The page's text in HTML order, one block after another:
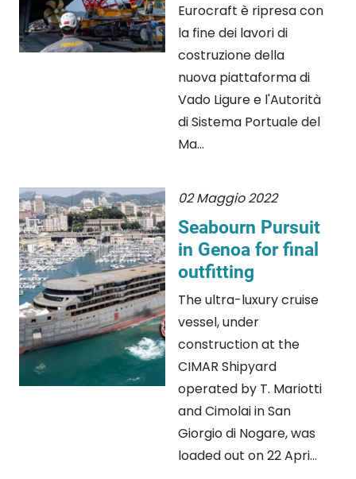
Eurocraft è ripresa con
la fine dei lavori di
costruzione della
nuova piattaforma di
Vado Ligure e l'Autorità
di Sistema Portuale del
Ma...
02 Maggio 2022
Seabourn Pursuit
in Genoa for final
outfitting
The ultra-luxury cruise
vessel, under
construction at the
CIMAR Shipyard
operated by T. Mariotti
and Cimolai in San
Giorgio di Nogare, was
loaded out on 22 Apri...